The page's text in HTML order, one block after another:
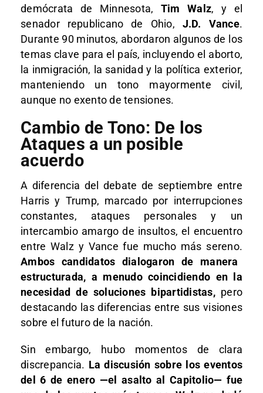
demócrata de Minnesota, Tim Walz, y el
senador republicano de Ohio, J.D. Vance.
Durante 90 minutos, abordaron algunos de los
temas clave para el país, incluyendo el aborto,
la inmigración, la sanidad y la política exterior,
manteniendo un tono mayormente civil,
aunque no exento de tensiones.
Cambio de Tono: De los
Ataques a un posible
acuerdo
A diferencia del debate de septiembre entre
Harris y Trump, marcado por interrupciones
constantes, ataques personales y un
intercambio amargo de insultos, el encuentro
entre Walz y Vance fue mucho más sereno.
Ambos candidatos dialogaron de manera
estructurada, a menudo coincidiendo en la
necesidad de soluciones bipartidistas,pero
destacando las diferencias entre sus visiones
sobre el futuro de la nación.
Sin embargo, hubo momentos de clara
discrepancia. La discusión sobre los eventos
del 6 de enero —el asalto al Capitolio— fue